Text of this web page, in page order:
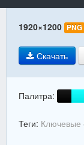
1920×1200 PNG
Скачать
Палитра:
Теги: Ключевые